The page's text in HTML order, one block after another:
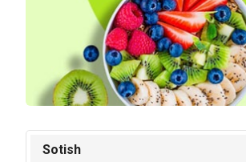
Sotish
Kod: 6451